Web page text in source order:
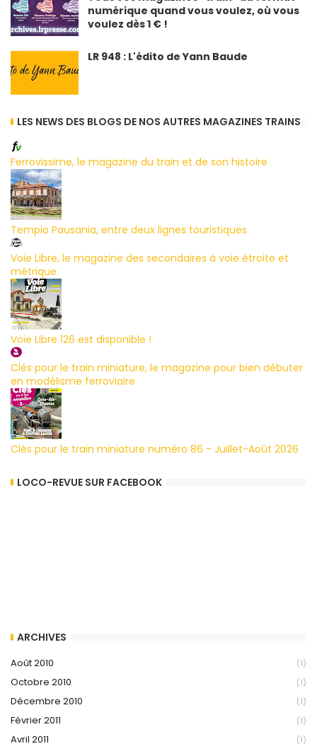
numérique quand vous voulez, où vous
voulez dès 1 € !
LR 948 : L'édito de Yann Baude
LES NEWS DES BLOGS DE NOS AUTRES MAGAZINES TRAINS
Ferrovissime, le magazine du train et de son histoire
Tempio Pausania, entre deux lignes touristiques
Voie Libre, le magazine des secondaires à voie étroite et
métrique
Voie Libre 126 est disponible !
Clés pour le train miniature, le magazine pour bien débuter
en modélisme ferroviaire
Clés pour le train miniature numéro 86 - Juillet-Août 2026
LOCO-REVUE SUR FACEBOOK
ARCHIVES
Août 2010 (1)
Octobre 2010 (1)
Décembre 2010 (1)
Février 2011 (1)
Avril 2011 (1)